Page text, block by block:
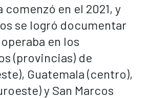
en el 2021, y
se logró documentar
en los
(provincias) de
Guatemala (centro),
y San Marcos